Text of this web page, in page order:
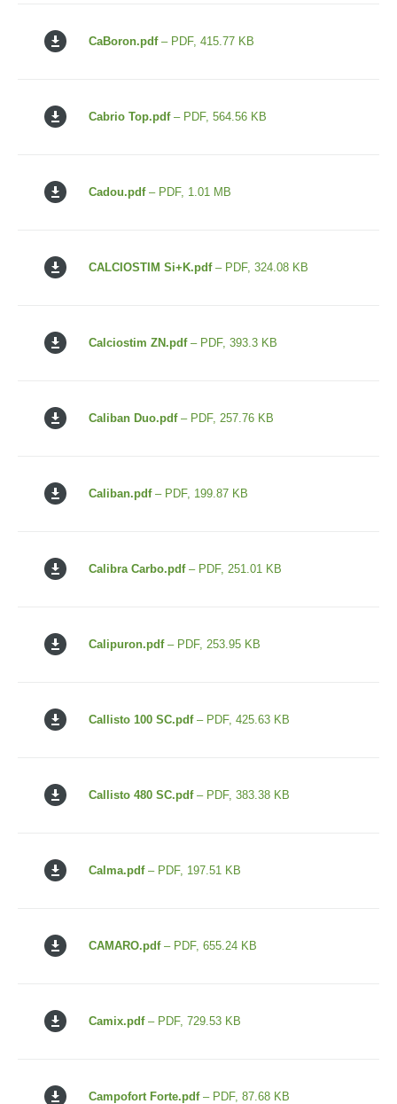
CaBoron.pdf– PDF, 415.77 KB
Cabrio Top.pdf– PDF, 564.56 KB
Cadou.pdf– PDF, 1.01 MB
CALCIOSTIM Si+K.pdf– PDF, 324.08 KB
Calciostim ZN.pdf– PDF, 393.3 KB
Caliban Duo.pdf– PDF, 257.76 KB
Caliban.pdf– PDF, 199.87 KB
Calibra Carbo.pdf– PDF, 251.01 KB
Calipuron.pdf– PDF, 253.95 KB
Callisto 100 SC.pdf– PDF, 425.63 KB
Callisto 480 SC.pdf– PDF, 383.38 KB
Calma.pdf– PDF, 197.51 KB
CAMARO.pdf– PDF, 655.24 KB
Camix.pdf– PDF, 729.53 KB
Campofort Forte.pdf– PDF, 87.68 KB